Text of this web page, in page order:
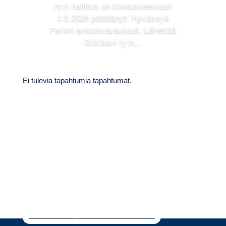
ry:n hallitus on kokouksessaan
4.5.2026 päättänyt: Hyväksyä
Parkin erikoisvaraukset. Lähettää
Enklaavi ry:n...
Ei tulevia tapahtumia tapahtumat.
YHTEYSTIEDOT / CONTACT